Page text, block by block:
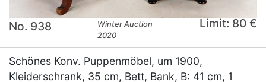
No. 938
Winter Auction
2020
Limit: 80 €
Schönes Konv. Puppenmöbel, um 1900,
Kleiderschrank, 35 cm, Bett, Bank, B: 41 cm, 1